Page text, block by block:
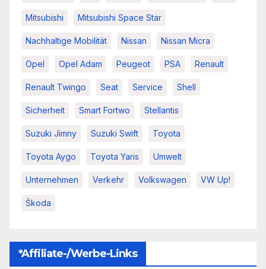
Mitsubishi Mitsubishi Space Star
Nachhaltige Mobilität Nissan Nissan Micra
Opel Opel Adam Peugeot PSA Renault
Renault Twingo Seat Service Shell
Sicherheit Smart Fortwo Stellantis
Suzuki Jimny Suzuki Swift Toyota
Toyota Aygo Toyota Yaris Umwelt
Unternehmen Verkehr Volkswagen VW Up!
Škoda
*Affiliate-/Werbe-Links